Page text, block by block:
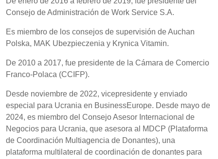
Consejo de Administración de Work Service S.A.
Es miembro de los consejos de supervisión de Auchan
Polska, MAK Ubezpieczenia y Krynica Vitamin.
De 2010 a 2017, fue presidente de la Cámara de Comercio
Franco-Polaca (CCIFP).
Desde noviembre de 2022, vicepresidente y enviado
especial para Ucrania en BusinessEurope. Desde mayo de
2024, es miembro del Consejo Asesor Internacional de
Negocios para Ucrania, que asesora al MDCP (Plataforma
de Coordinación Multiagencia de Donantes), una
plataforma multilateral de coordinación de donantes para